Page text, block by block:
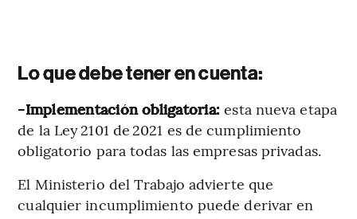
Lo que debe tener en cuenta:
-Implementación obligatoria:esta nueva etapa
de la Ley 2101 de 2021 es de cumplimiento
obligatorio para todas las empresas privadas.
El Ministerio del Trabajo advierte que
cualquier incumplimiento puede derivar en